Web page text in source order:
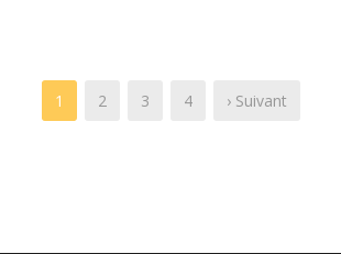
1 2 3 4 › Suivant